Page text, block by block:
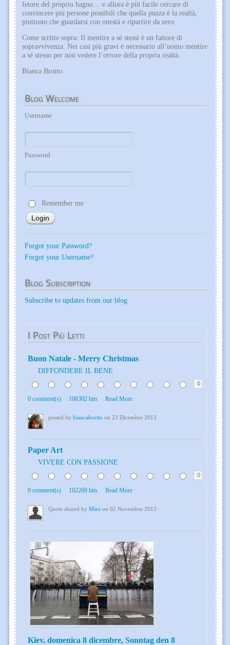
fetore del proprio bagno… e allora è più facile cercare di
convincere più persone possibili che quella puzza è la realtà,
piuttosto che guardarsi con onestà e ripartire da zero.
Come scritto sopra: Il mentire a sé stessi è un fattore di
sopravvivenza. Nei casi più gravi é necessario all’uomo mentire
a sé stesso per non vedere l’orrore della propria realtà.
Bianca Brotto
Blog Welcome
Username
Password
Remember me
Forgot your Password?
Forgot your Username?
Blog Subscription
Subscribe to updates from our blog
I Post Più Letti
Buon Natale - Merry Christmas
DIFFONDERE IL BENE
0
0 comment(s) 106302 hits Read More
posted by biancabrotto on 23 Dicembre 2013
Paper Art
VIVERE CON PASSIONE
0
0 comment(s) 102269 hits Read More
Quote shared by Miez on 02 Novembre 2013
Kiev, domenica 8 dicembre, Sonntag den 8